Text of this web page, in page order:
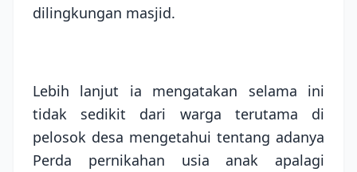
dilingkungan masjid.
Lebih lanjut ia mengatakan selama ini
tidak sedikit dari warga terutama di
pelosok desa mengetahui tentang adanya
Perda pernikahan usia anak apalagi